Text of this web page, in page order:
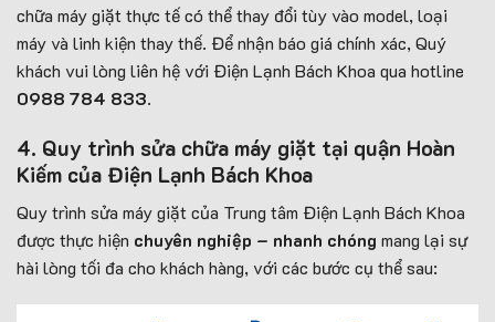
chữa máy giặt thực tế có thể thay đổi tùy vào model, loại
máy và linh kiện thay thế. Để nhận báo giá chính xác, Quý
khách vui lòng liên hệ với Điện Lạnh Bách Khoa qua hotline
0988 784 833.
4. Quy trình sửa chữa máy giặt tại quận Hoàn
Kiếm của Điện Lạnh Bách Khoa
Quy trình sửa máy giặt của Trung tâm Điện Lạnh Bách Khoa
được thực hiện chuyên nghiệp – nhanh chóng mang lại sự
hài lòng tối đa cho khách hàng, với các bước cụ thể sau: